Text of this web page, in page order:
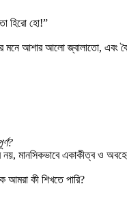
হিরো হো!”
মনে আশার আলো জ্বালাতো, এবং
মানসিকভাবে একাকীত্ব ও
আমরা কী শিখতে পারি?